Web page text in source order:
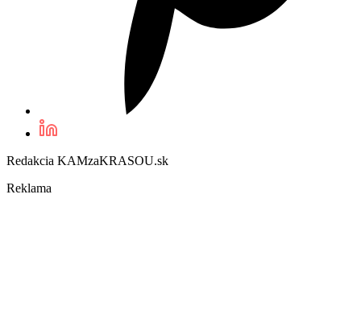
Redakcia KAMzaKRASOU.sk
Reklama